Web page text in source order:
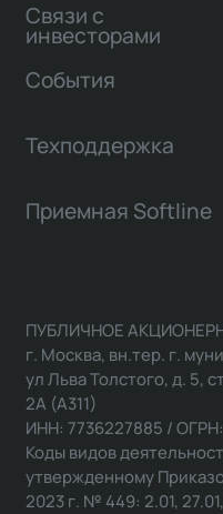
Связи с
инвесторами
События
Техподдержка
Приемная Softline
ПУБЛИЧНОЕ
г. Москва, вн.тер. г.
ул Льва Толстого, д. 5,
2А (А311)
ИНН: 7736227885 /
Коды видов
утвержденному
2023 г. № 449: 2.01,